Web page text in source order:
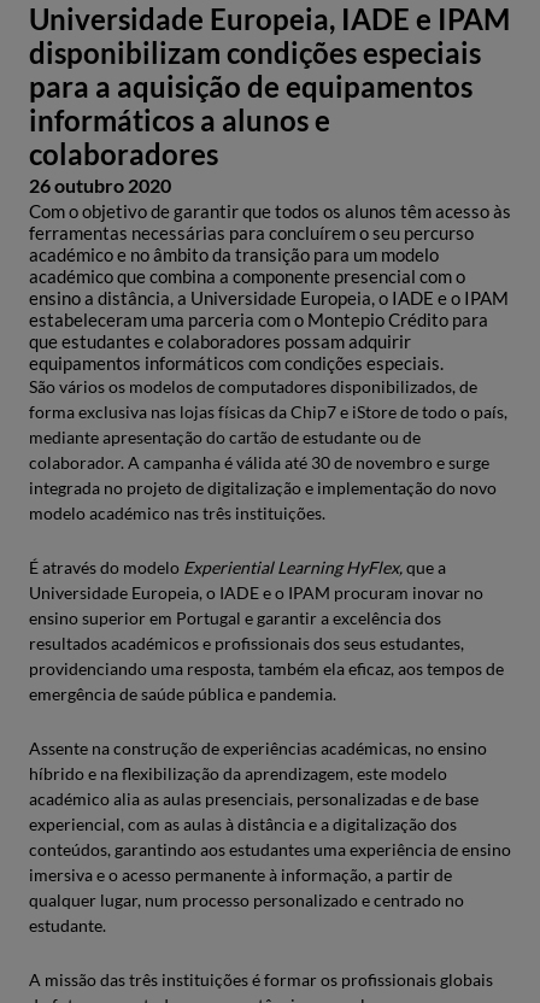
Universidade Europeia, IADE e IPAM
disponibilizam condições especiais
para a aquisição de equipamentos
informáticos a alunos e
colaboradores
26 outubro 2020
Com o objetivo de garantir que todos os alunos têm acesso às
ferramentas necessárias para concluírem o seu percurso
académico e no âmbito da transição para um modelo
académico que combina a componente presencial com o
ensino a distância, a Universidade Europeia, o IADE e o IPAM
estabeleceram uma parceria com o Montepio Crédito para
que estudantes e colaboradores possam adquirir
equipamentos informáticos com condições especiais.
São vários os modelos de computadores disponibilizados, de
forma exclusiva nas lojas físicas da Chip7 e iStore de todo o país,
mediante apresentação do cartão de estudante ou de
colaborador. A campanha é válida até 30 de novembro e surge
integrada no projeto de digitalização e implementação do novo
modelo académico nas três instituições.
É através do modelo Experiential Learning HyFlex,que a
Universidade Europeia, o IADE e o IPAM procuram inovar no
ensino superior em Portugal e garantir a excelência dos
resultados académicos e profissionais dos seus estudantes,
providenciando uma resposta, também ela eficaz, aos tempos de
emergência de saúde pública e pandemia.
Assente na construção de experiências académicas, no ensino
híbrido e na flexibilização da aprendizagem, este modelo
académico alia as aulas presenciais, personalizadas e de base
experiencial, com as aulas à distância e a digitalização dos
conteúdos, garantindo aos estudantes uma experiência de ensino
imersiva e o acesso permanente à informação, a partir de
qualquer lugar, num processo personalizado e centrado no
estudante.
A missão das três instituições é formar os profissionais globais